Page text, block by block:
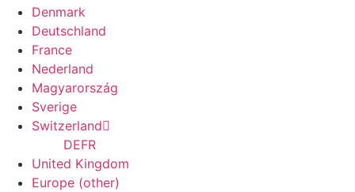
Denmark
Deutschland
France
Nederland
Magyarország
Sverige
Switzerland
DEFR
United Kingdom
Europe (other)